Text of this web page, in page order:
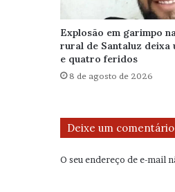
Explosão em garimpo
rural de Santaluz deixa
e quatro feridos
8 de agosto de 2026
Deixe um comentário
O seu endereço de e-mail